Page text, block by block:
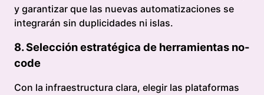
y garantizar que las nuevas automatizaciones se
integrarán sin duplicidades ni islas.
8. Selección estratégica de herramientas no-
code
Con la infraestructura clara, elegir las plataformas